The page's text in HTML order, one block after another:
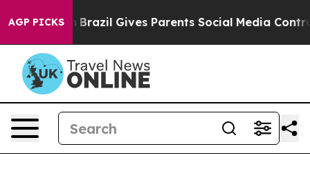
AGP PICKS
Brazil Gives Parents Social Media Controls for